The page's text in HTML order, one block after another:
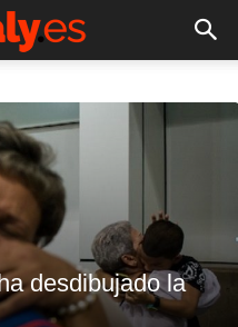
desdibujado la